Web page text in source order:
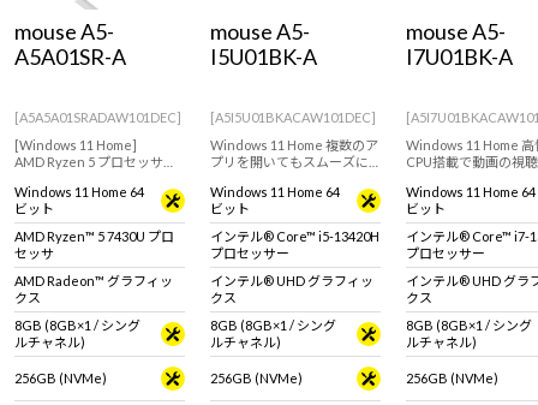
mouse A5-
A5A01SR-A
[A5A5A01SRADAW101DEC]
[Windows 11 Home]
AMD Ryzen 5 プロセッサを
ンスの高い15.6型ノート
PC！普段使いからオフィス
ワークまでマルチに使える
スタンダードPC
Windows 11 Home 64
ビット
AMD Ryzen™ 5 7430U プロ
セッサ
AMD Radeon™ グラフィッ
クス
8GB (8GB×1 / シング
ルチャネル)
256GB (NVMe)
mouse A5-
I5U01BK-A
[A5I5U01BKACAW101DEC]
Windows 11 Home 複数のア
プリを開いてもスムーズに
CPUを搭載！普段使いから
オフィスワークまでマルチ
に使えるスタンダードノー
トPC
Windows 11 Home 64
ビット
インテル® Core™ i5-13420H
プロセッサー
インテル® UHD グラフィッ
クス
8GB (8GB×1 / シング
ルチャネル)
256GB (NVMe)
mouse A5-
I7U01BK-A
Windows 11 Home 高
CPU搭載で動画の視
用可能。フルHD液晶
15.6型ノートPC！
Windows 11 Home 64
ビット
インテル® Core™ i7-
プロセッサー
インテル® UHD グラ
クス
8GB (8GB×1 / シング
ルチャネル)
256GB (NVMe)